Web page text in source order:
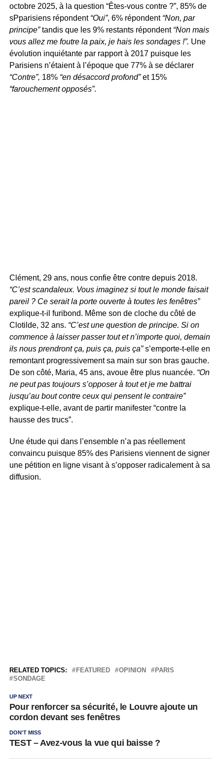
octobre 2025, à la question “Êtes-vous contre ?”, 85% de
sPparisiens répondent “Oui”, 6% répondent “Non, par
principe”tandis que les 9% restants répondent “Non mais
vous allez me foutre la paix, je hais les sondages !”. Une
évolution inquiétante par rapport à 2017 puisque les
Parisiens n’étaient à l’époque que 77% à se déclarer
“Contre”, 18% “en désaccord profond”et 15%
“farouchement opposés”.
Clément, 29 ans, nous confie être contre depuis 2018.
“C’est scandaleux. Vous imaginez si tout le monde faisait
pareil ? Ce serait la porte ouverte à toutes les fenêtres”
explique-t-il furibond. Même son de cloche du côté de
Clotilde, 32 ans. “C’est une question de principe. Si on
commence à laisser passer tout et n’importe quoi, demain
ils nous prendront ça, puis ça, puis ça”s’emporte-t-elle en
remontant progressivement sa main sur son bras gauche.
De son côté, Maria, 45 ans, avoue être plus nuancée. “On
ne peut pas toujours s’opposer à tout et je me battrai
jusqu’au bout contre ceux qui pensent le contraire”
explique-t-elle, avant de partir manifester “contre la
hausse des trucs”.
Une étude qui dans l’ensemble n’a pas réellement
convaincu puisque 85% des Parisiens viennent de signer
une pétition en ligne visant à s’opposer radicalement à sa
diffusion.
RELATED TOPICS: FEATURED OPINION
PARIS
SONDAGE
UP NEXT
Pour renforcer sa sécurité, le Louvre ajoute un
cordon devant ses fenêtres
DON'T MISS
TEST – Avez-vous la vue qui baisse ?